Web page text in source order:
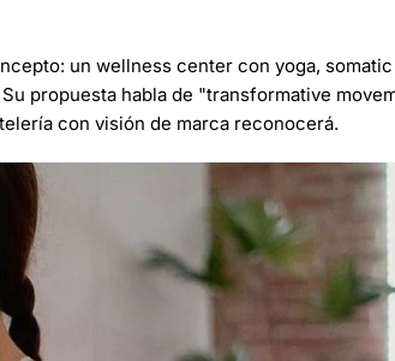
un wellness center con yoga,
propuesta habla de "transformative
con visión de marca reconocerá.